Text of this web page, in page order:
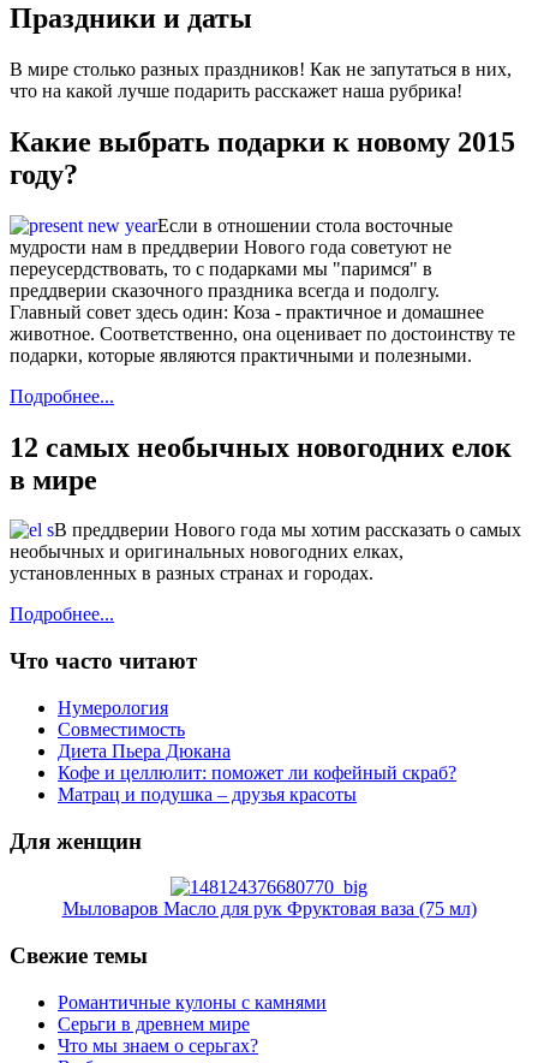
Праздники и даты
В мире столько разных праздников! Как не запутаться в них,
что на какой лучше подарить расскажет наша рубрика!
Какие выбрать подарки к новому 2015
году?
Если в отношении стола восточные
мудрости нам в преддверии Нового года советуют не
переусердствовать, то с подарками мы "паримся" в
преддверии сказочного праздника всегда и подолгу.
Главный совет здесь один: Коза - практичное и домашнее
животное. Соответственно, она оценивает по достоинству те
подарки, которые являются практичными и полезными.
Подробнее...
12 самых необычных новогодних елок
в мире
В преддверии Нового года мы хотим рассказать о самых
необычных и оригинальных новогодних елках,
установленных в разных странах и городах.
Подробнее...
Что часто читают
Нумерология
Совместимость
Диета Пьера Дюкана
Кофе и целлюлит: поможет ли кофейный скраб?
Матрац и подушка – друзья красоты
Для женщин
Мыловаров Масло для рук Фруктовая ваза (75 мл)
Свежие темы
Романтичные кулоны с камнями
Серьги в древнем мире
Что мы знаем о серьгах?